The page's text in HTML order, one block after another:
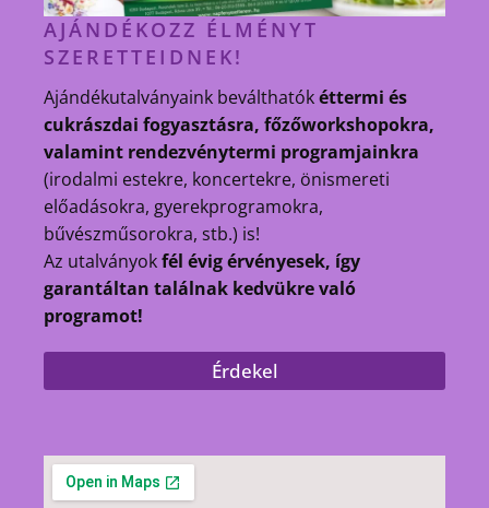
AJÁNDÉKOZZ ÉLMÉNYT
SZERETTEIDNEK!
Ajándékutalványaink beválthatókéttermi és
cukrászdai fogyasztásra, főzőworkshopokra,
valamint rendezvénytermi programjainkra
(irodalmi estekre, koncertekre, önismereti
előadásokra, gyerekprogramokra,
bűvészműsorokra, stb.) is!
Az utalványokfél évig érvényesek, így
garantáltan találnak kedvükre való
programot!
Érdekel